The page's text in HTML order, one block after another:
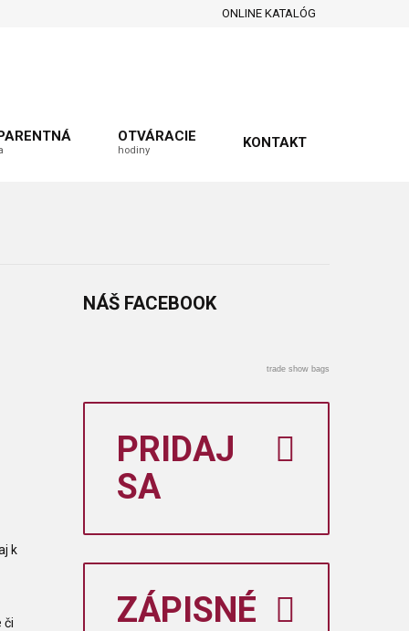
ONLINE KATALÓG
OTVÁRACIE
hodiny KONTAKT
k
či
NÁŠ FACEBOOK
trade show bags
PRIDAJ
SA
ZÁPISNÉ